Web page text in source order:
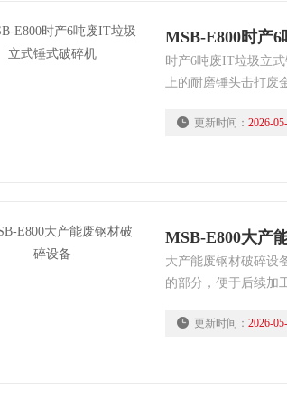
MSB-E800时产
时产6吨废IT垃圾立
上的耐磨锤头击打废
更新时间： 2026-
MSB-E800大产
大产能废钢材破碎设
的部分，便于后续加
质材料，如钢铁等，
更新时间： 2026-